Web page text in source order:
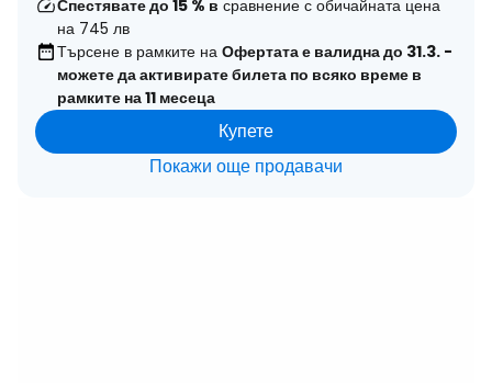
Спестявате до 15 % в сравнение с обичайната цена
на 745 лв
Търсене в рамките на Офертата е валидна до 31.3. -
можете да активирате билета по всяко време в
рамките на 11 месеца
Купете
Покажи още продавачи